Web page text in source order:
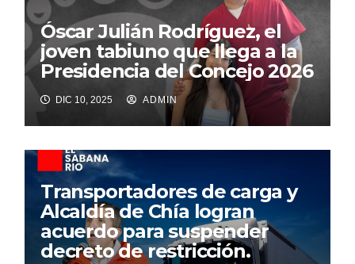
Óscar Julián Rodríguez, el
joven tabiuno que llega a la
Presidencia del Concejo 2026
DIC 10, 2025 ADMIN
Transportadores de carga y
Alcaldía de Chía logran
acuerdo para suspender
decreto de restricción.